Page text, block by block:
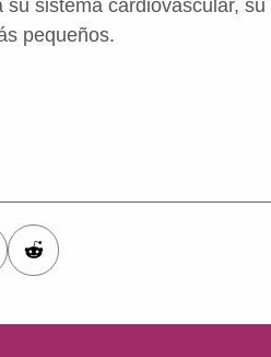
sistema cardiovascular,
pequeños.